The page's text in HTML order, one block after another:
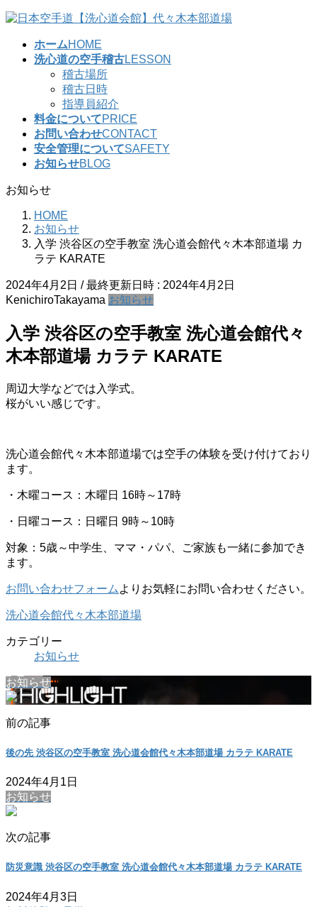
コ
ナ
ホームHOME
洗心道の空手稽古LESSON
稽古場所
稽古日時
指導員紹介
料金についてPRICE
お問い合わせCONTACT
安全管理についてSAFETY
お知らせBLOG
お知らせ
HOME
お知らせ
入学 渋谷区の空手教室 洗心道会館代々木本部道場 カ
ラテ KARATE
2024年4月2日 / 最終更新日時 : 2024年4月2日
KenichiroTakayama お知らせ
入学 渋谷区の空手教室 洗心道会館代々
木本部道場 カラテ KARATE
周辺大学などでは入学式。
桜がいい感じです。
洗心道会館代々木本部道場では空手の体験を受け付けており
ます。
・木曜コース：木曜日 16時～17時
・日曜コース：日曜日 9時～10時
対象：5歳～中学生、ママ・パパ、ご家族も一緒に参加でき
ます。
お問い合わせフォーム よりお気軽にお問い合わせください。
洗心道会館代々木本部道場
カテゴリー
お知らせ
お知らせ
前の記事
後の先 渋谷区の空手教室 洗心道会館代々木本部道場 カラテ KARATE
2024年4月1日
お知らせ
次の記事
防災意識 渋谷区の空手教室 洗心道会館代々木本部道場 カラテ KARATE
2024年4月3日